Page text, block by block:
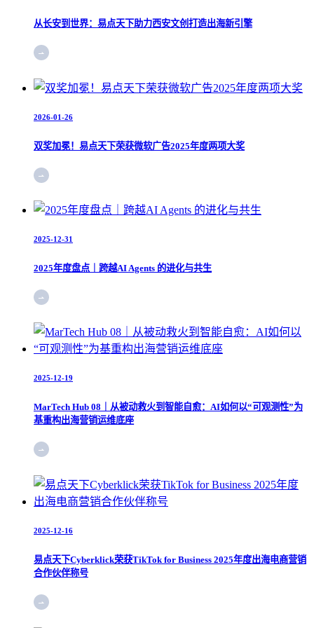
从长安到世界：易点天下助力西安文创打造出海新引擎
2026-01-26
双奖加冕！易点天下荣获微软广告2025年度两项大奖
2025-12-31
2025年度盘点｜跨越AI Agents 的进化与共生
2025-12-19
MarTech Hub 08｜从被动救火到智能自愈：AI如何以“可观测性”为
基重构出海营销运维底座
2025-12-16
易点天下Cyberklick荣获TikTok for Business 2025年度出海电商营销
合作伙伴称号